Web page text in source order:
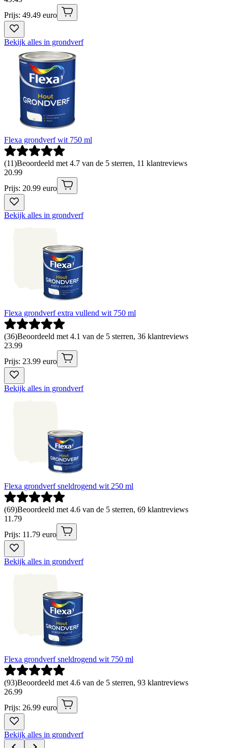
Prijs: 49.49 euro
Bekijk alles in grondverf
Flexa grondverf wit 750 ml
(11)Beoordeeld met 4.7 van de 5 sterren, 11 klantreviews
20.99
Prijs: 20.99 euro
Bekijk alles in grondverf
Flexa grondverf extra vullend wit 750 ml
(36)Beoordeeld met 4.1 van de 5 sterren, 36 klantreviews
23.99
Prijs: 23.99 euro
Bekijk alles in grondverf
Flexa grondverf sneldrogend wit 250 ml
(69)Beoordeeld met 4.6 van de 5 sterren, 69 klantreviews
11 .79
Prijs: 11.79 euro
Bekijk alles in grondverf
Flexa grondverf sneldrogend wit 750 ml
(93)Beoordeeld met 4.6 van de 5 sterren, 93 klantreviews
26.99
Prijs: 26.99 euro
Bekijk alles in grondverf